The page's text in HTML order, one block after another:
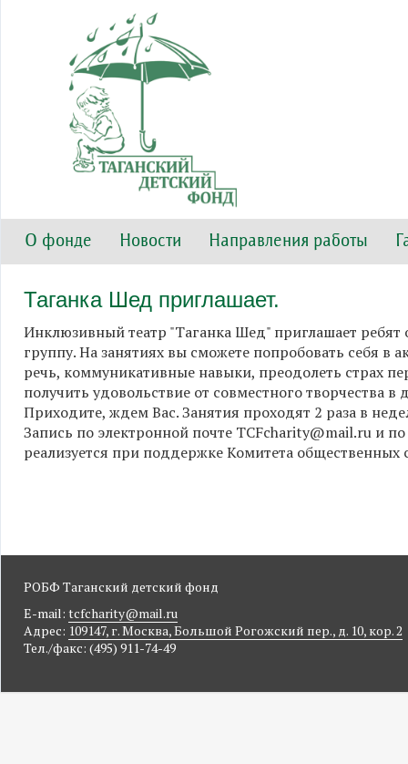
О фонде Новости Направления работы
Таганка Шед приглашает.
Инклюзивный театр "Таганка Шед" приглашает
группу. На занятиях вы сможете попробовать себя в
речь, коммуникативные навыки, преодолеть страх
получить удовольствие от совместного творчества
Приходите, ждем Вас. Занятия проходят 2 раза в
Запись по электронной почте TCFcharity@mail.ru и
реализуется при поддержке Комитета общественных
РОБФ Таганский детский фонд
E-mail: tcfcharity@mail.ru
Адрес: 109147, г. Москва, Большой Рогожский пер., д. 10, кор. 2
Тел./факс: (495) 911-74-49